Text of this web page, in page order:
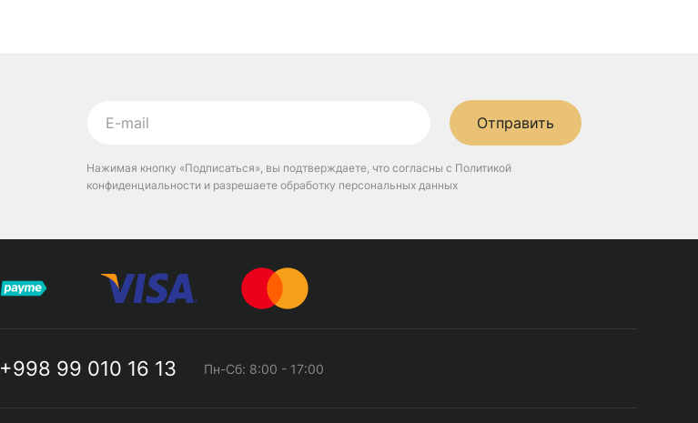
Нажимая кнопку «Подписаться», вы подтверждаете, что согласны с Политикой
конфиденциальности и разрешаете обработку персональных данных
Отправить
+998 99 010 16 13 Пн-Сб: 8:00 - 17:00